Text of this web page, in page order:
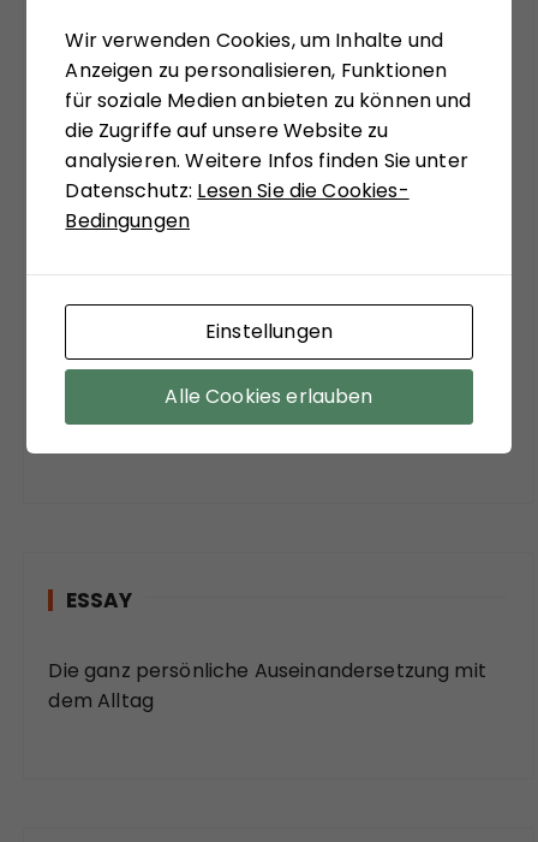
sein, bekannte Diskurslinien zu verlassen, sich,
systemtheoretisch inspiriert, zu ungewohnten
Sichtweisen anregen zu lassen. Matthias
Schulze-Böing schreibt in seinem Buch-Tipp
von einem "kühnem Entwurf eines
gesellschaftstheoretisch fundierten Konzepts
zu einem neuen Verständnis des politischen
soziologischer Theorie der Moderne:
"Zuzustimmen ist aber auf jeden Fall bei dem
Befund, dass ein funktionierender Staat, sozialer
Ausgleich und stabile Institutionen die
wirksamsten Mittel sind, der Verführungskraft
des Extremismus entgegenzuwirken."
ESSAY
Die ganz persönliche Auseinandersetzung mit
dem Alltag
Wir verwenden Cookies, um Inhalte und
Anzeigen zu personalisieren, Funktionen
für soziale Medien anbieten zu können und
die Zugriffe auf unsere Website zu
analysieren. Weitere Infos finden Sie unter
Datenschutz: Lesen Sie die Cookies-
Bedingungen
Einstellungen
Alle Cookies erlauben